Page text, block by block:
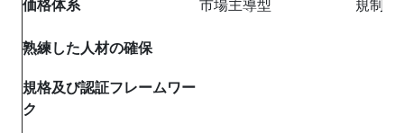
価格体系 市場主導型 規制対
熟練した人材の確保
規格及び認証フレームワー
ク